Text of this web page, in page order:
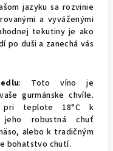
jazyku sa rozvinie
a vyváženými
tekutiny je ako
po duši a zanechá vás
: Toto víno je
gurmánske chvíle.
pri teplote 18°C k
jeho robustná chuť
alebo k tradičným
bohatstvo chutí.